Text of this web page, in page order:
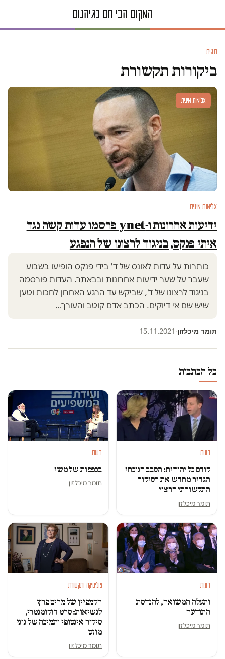
תגית
ביקורות תקשורת
אלימות מינית
אלימות מינית
ידיעות אחרונות ו-ynet פרסמו עדות קשה נגד
איתי פנקס, בניגוד לרצונו של הנפגע
כותרות על עדות לאונס של ד' בידי פנקס הופיעו בשבוע
שעבר על שער ידיעות אחרונות ובבאתר. העדות פורסמה
בניגוד לרצונו של ד', שביקש עד הרגע האחרון לחכות וטען
שיש שם אי דיוקים. הכתב אדם קוטב והעורך…
תומר מיכלזון·
15.11.2021
כל הכתבות
דעות
קודם כל יהודית: הסבב הנוכחי
הגדיר מחדש את הסיקור
התקשורתי הרצוי
תומר מיכלזון
דעות
בכפפות של משי
תומר מיכלזון
דעות
ותעלה המשואה, להנדסת
התודעה
תומר מיכלזון
פוליטיקה ותקשורת
הקמפיין של מרים פרץ
לנשיאות: סרט דוקומנטרי,
סיקור אינסופי ותמיכה של נוני
מוזס
תומר מיכלזון